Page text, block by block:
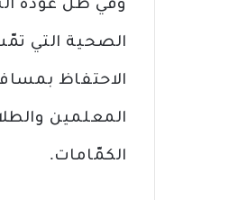
وفي ظل عودة
الصحية التي
المعلمين
الكمّامات.